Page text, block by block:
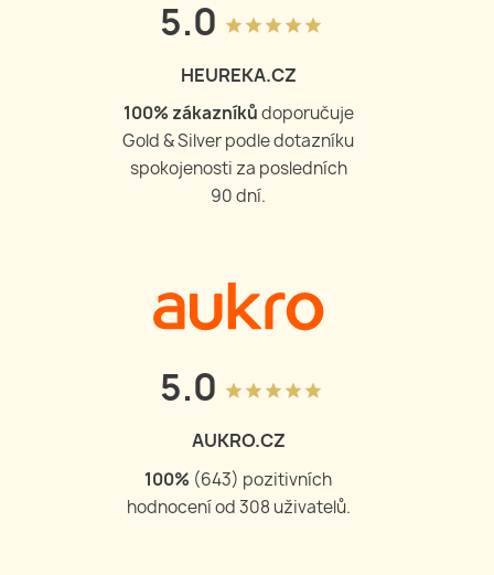
5.0 grade grade grade grade grade
HEUREKA.CZ
100% zákazníkůdoporučuje
Gold & Silver podle dotazníku
spokojenosti za posledních
90 dní.
5.0 grade grade grade grade grade
AUKRO.CZ
100% (643) pozitivních
hodnocení od308 uživatelů.